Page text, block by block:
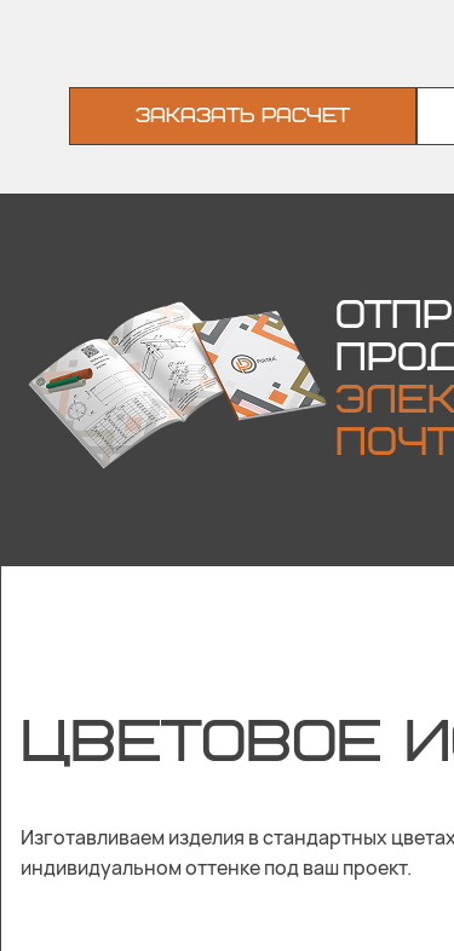
ЗАКАЗАТЬ РАСЧЕТ
ЦВЕТОВОЕ
Изготавливаем изделия в стандартных
индивидуальном оттенке под ваш проект.